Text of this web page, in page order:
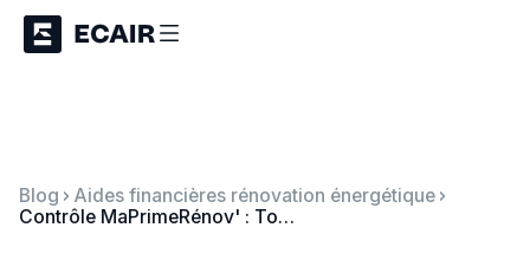
Blog
Aides financières rénovation énergétique
Contrôle MaPrimeRénov' : Tout savoir sur les contrôles MPR de l’ANAH en 2026